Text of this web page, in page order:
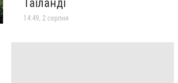
Таїланді
14:49, 2 серпня